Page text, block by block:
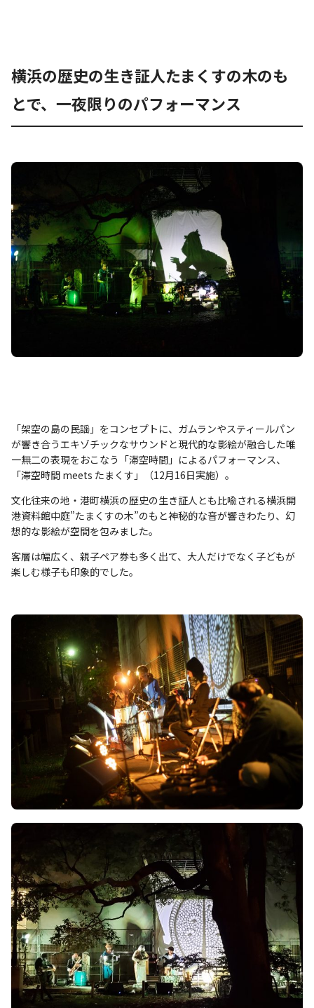
横浜の歴史の生き証人たまくすの木のも
とで、一夜限りのパフォーマンス
「架空の島の民謡」をコンセプトに、ガムランやスティールパン
が響き合うエキゾチックなサウンドと現代的な影絵が融合した唯
一無二の表現をおこなう「滞空時間」によるパフォーマンス、
「滞空時間 meets たまくす」（12月16日実施）。
文化往来の地・港町横浜の歴史の生き証人とも比喩される横浜開
港資料館中庭”たまくすの木”のもと神秘的な音が響きわたり、幻
想的な影絵が空間を包みました。
客層は幅広く、親子ペア券も多く出て、大人だけでなく子どもが
楽しむ様子も印象的でした。